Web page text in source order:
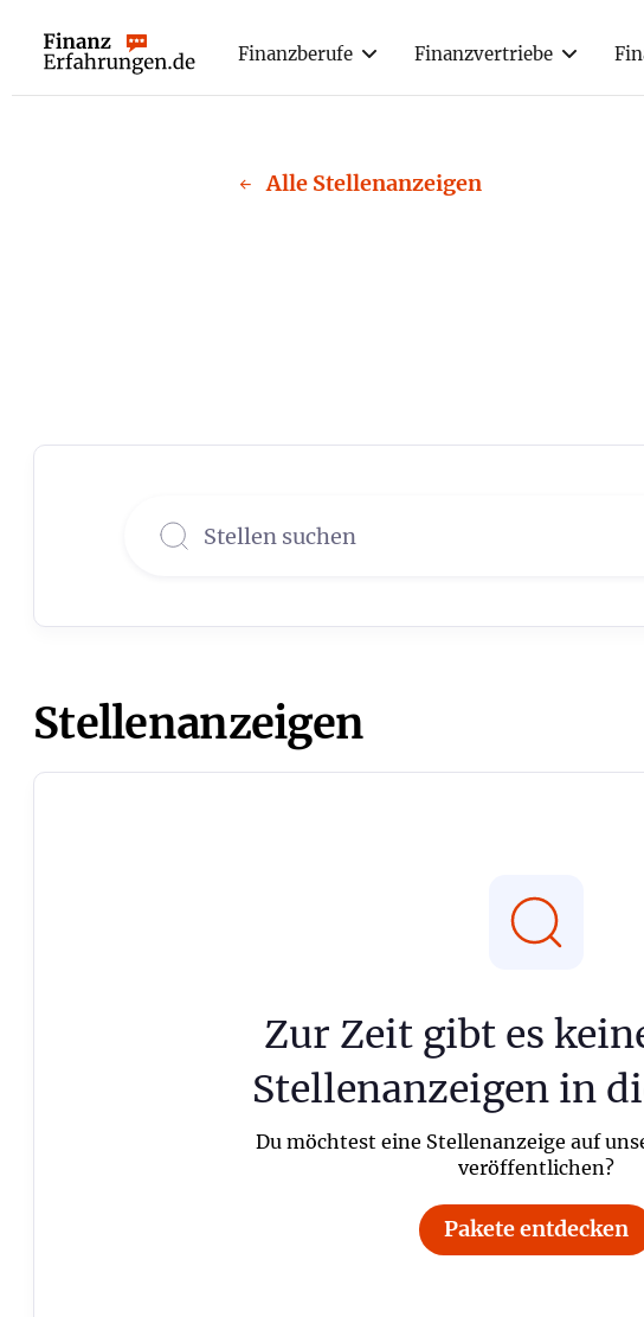
Webflow Homepage
Finanzberufe Finanzvertriebe
← Alle Stellenanzeigen
Stellenanzeigen
Zur Zeit gibt es
Stellenanzeigen in
Du möchtest eine Stellenanzeige auf
veröffentlichen?
Pakete entdecken